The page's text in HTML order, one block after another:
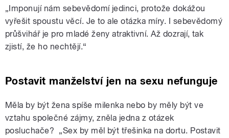
„Imponují nám sebevědomí jedinci, protože dokážou
vyřešit spoustu věcí. Je to ale otázka míry. I sebevědomý
průšvihář je pro mladé ženy atraktivní. Až dozrají, tak
zjistí, že ho nechtějí.“
Postavit manželství jen na sexu nefunguje
Měla by být žena spíše milenka nebo by měly být ve
vztahu společné zájmy, zněla jedna z otázek
posluchače? „Sex by měl být třešinka na dortu. Postavit